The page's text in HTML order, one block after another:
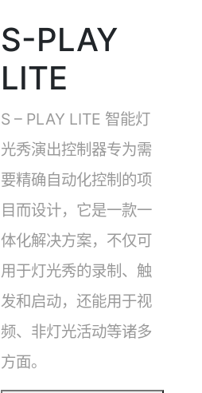
S-PLAY
LITE
S – PLAY LITE 智能灯
光秀演出控制器专为需
要精确自动化控制的项
目而设计，它是一款一
体化解决方案，不仅可
用于灯光秀的录制、触
发和启动，还能用于视
频、非灯光活动等诸多
方面。